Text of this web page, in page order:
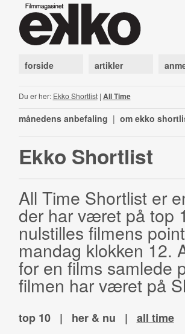
forside artikler
Du er her: Ekko Shortlist| All Time
månedens anbefaling | om ekko
Ekko Shortlist
All Time Shortlist er
der har været på top
nulstilles filmens
mandag klokken 12.
for en films samlede
filmen har været på
top 10 | her & nu | all time